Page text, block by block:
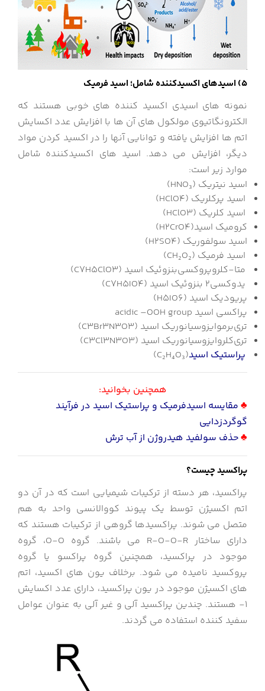
5) اسیدهای اکسیدکننده شامل؛ اسید فرمیک
نمونه های اسیدی اکسید کننده های خوبی هستند که
الکترونگاتیوی مولکول های آن ها با افزایش عدد اکسایش
اتم ها افزایش یافته و توانایی آنها را در اکسید کردن مواد
دیگر، افزایش می دهد. اسید های اکسیدکننده شامل
موارد زیر است:
اسید نیتریک (HNO₃)
اسید پرکلریک (HClO4)
اسید کلریک (HClO3)
کرومیک اسید(H2CrO4)
اسید سولفوریک (H2SO4)
اسید فرمیک (CH₂O₂)
متا-کلروپروکسی‌بنزوئیک اسید (C7H5ClO3)
یدوکسی‌2 بنزوئیک اسید (C7H5IO4)
پریودیک اسید (H5IO6)
پراکسی اسید acidic –OOH group
تری‌برموایزوسیانوریک اسید (C3Br3N3O3)
تری‌کلروایزوسیانوریک اسید (C3Cl3N3O3)
پراستیک اسید(C₂H₄O₃)
همچنین بخوانید:
♣ مقایسه اسیدفرمیک و پراستیک اسید در فرآیند
گوگردزدایی
♣حذف سولفید هیدروژن از آب ترش
پراکسید چیست؟
پراکسید، هر دسته از ترکیبات شیمیایی است که در آن دو
اتم اکسیژن توسط یک پیوند کووالانسی واحد به هم
متصل می شوند. پراکسیدها گروهی از ترکیبات هستند که
دارای ساختار R-O-O-R می باشند. گروه O-O، گروه
موجود در پراکسید، همچنین گروه پراکسو یا گروه
پروکسید نامیده می شود. برخلاف یون های اکسید، اتم
های اکسیژن موجود در یون پراکسید، دارای عدد اکسایش
1- هستند. چندین پراکسید آلی و غیر آلی به عنوان عوامل
سفید کننده استفاده می گردند.